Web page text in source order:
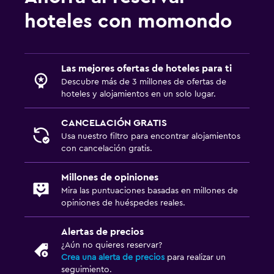
Estacionamiento y transporte
Carga de vehículos eléctricos
Estacionamiento privado
Área de picnic
Habitación
Enchufe cerca de la cama
Armario o clóset
hoteles con momondo
Las mejores ofertas de hoteles para ti
Descubre más de 3 millones de ofertas de
hoteles y alojamientos en un solo lugar.
CANCELACIÓN GRATIS
Usa nuestro filtro para encontrar alojamientos
con cancelación gratis.
Millones de opiniones
Mira las puntuaciones basadas en millones de
opiniones de huéspedes reales.
Alertas de precios
¿Aún no quieres reservar?
Crea una alerta de precios para realizar un
seguimiento.